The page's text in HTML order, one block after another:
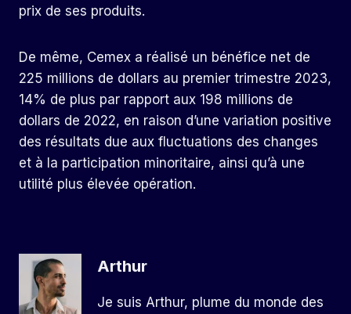
prix de ses produits.
De même, Cemex a réalisé un bénéfice net de
225 millions de dollars au premier trimestre 2023,
14% de plus par rapport aux 198 millions de
dollars de 2022, en raison d’une variation positive
des résultats due aux fluctuations des changes
et à la participation minoritaire, ainsi qu’à une
utilité plus élevée opération.
Arthur
Je suis Arthur, plume du monde des